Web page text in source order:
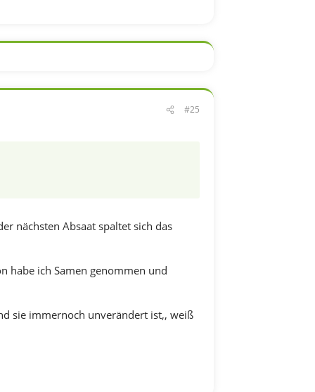
#25
nächsten Absaat spaltet sich das
habe ich Samen genommen und
sie immernoch unverändert ist,, weiß